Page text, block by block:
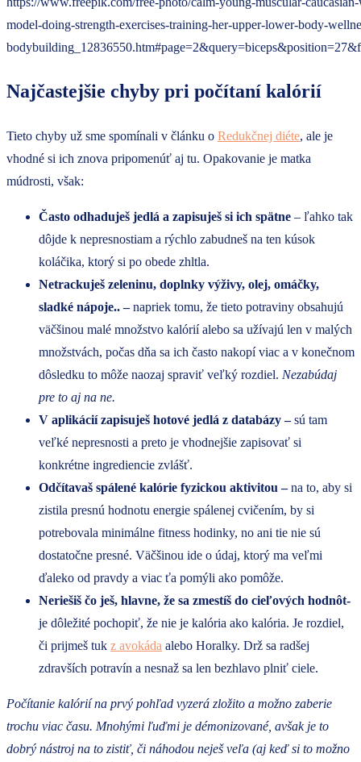
model-doing-strength-exercises-training-her-upper-lower-body-
Najčastejšie chyby pri počítaní kalórií
Tieto chyby už sme spomínali v článku o Redukčnej diéte, ale je
vhodné si ich znova pripomenúť aj tu. Opakovanie je matka
múdrosti, však:
Často odhaduješ jedlá a zapisuješ si ich spätne – ľahko tak
dôjde k nepresnostiam a rýchlo zabudneš na ten kúsok
koláčika, ktorý si po obede zhltla.
Netrackuješ zeleninu, doplnky výživy, olej, omáčky,
sladké nápoje.. –napriek tomu, že tieto potraviny obsahujú
väčšinou malé množstvo kalórií alebo sa užívajú len v malých
množstvách, počas dňa sa ich často nakopí viac a v konečnom
dôsledku to môže naozaj spraviť veľký rozdiel. Nezabúdaj
pre to aj na ne.
V aplikácií zapisuješ hotové jedlá z databázy –sú tam
veľké nepresnosti a preto je vhodnejšie zapisovať si
konkrétne ingrediencie zvlášť.
Odčítavaš spálené kalórie fyzickou aktivitou –na to, aby si
zistila presnú hodnotu energie spálenej cvičením, by si
potrebovala minimálne fitness hodinky, no ani tie nie sú
dostatočne presné. Väčšinou ide o údaj, ktorý ma veľmi
ďaleko od pravdy a viac ťa pomýli ako pomôže.
Neriešiš čo ješ, hlavne, že sa zmestíš do cieľových hodnôt-
je dôležité pochopiť, že nie je kalória ako kalória. Je rozdiel,
či prijmeš tuk z avokáda alebo Horalky. Drž sa radšej
zdravších potravín a nesnaž sa len bezhlavo plniť ciele.
Počítanie kalórií na prvý pohľad vyzerá zložito a možno zaberie
trochu viac času. Mnohými ľuďmi je démonizované, avšak je to
dobrý nástroj na to zistiť, či náhodou neješ veľa (aj keď si to možno